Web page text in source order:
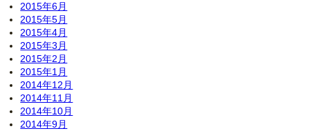
2015年6月
2015年5月
2015年4月
2015年3月
2015年2月
2015年1月
2014年12月
2014年11月
2014年10月
2014年9月